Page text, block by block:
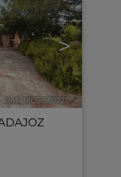
>
Ref.. MLS-567121 🔗